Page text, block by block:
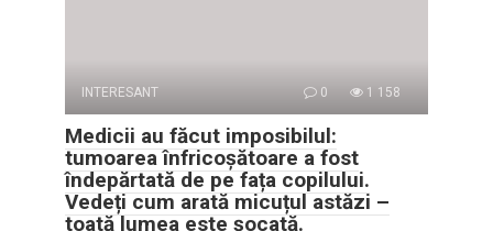
INTERESANT 0 1 158
Medicii au făcut imposibilul:
tumoarea înfricoșătoare a fost
îndepărtată de pe fața copilului.
Vedeți cum arată micuțul astăzi –
toată lumea este șocată.